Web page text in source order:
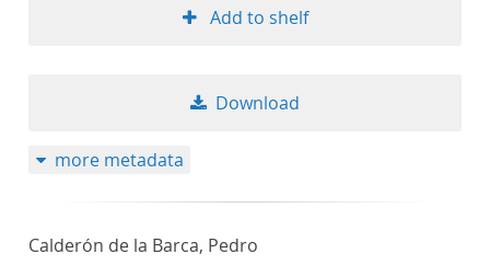
Add to shelf
Download
more metadata
Calderón de la Barca, Pedro